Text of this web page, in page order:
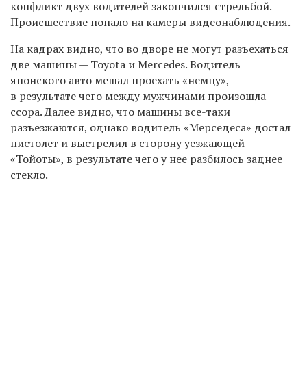
конфликт двух водителей закончился стрельбой.
Происшествие попало на камеры видеонаблюдения.
На кадрах видно, что во дворе не могут разъехаться
две машины — Toyota и Mercedes. Водитель
японского авто мешал проехать «немцу»,
в результате чего между мужчинами произошла
ссора. Далее видно, что машины все-таки
разъезжаются, однако водитель «Мерседеса» достал
пистолет и выстрелил в сторону уезжающей
«Тойоты», в результате чего у нее разбилось заднее
стекло.